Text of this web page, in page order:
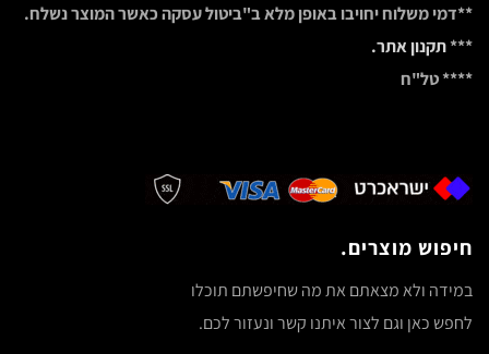
**דמי משלוח יחויבו באופן מלא ב"ביטול עסקה כאשר המוצר נשלח.
***תקנון אתר.
**** טל"ח
חיפוש מוצרים.
במידה ולא מצאתם את מה שחיפשתם תוכלו
לחפש כאן וגם לצור איתנו קשר ונעזור לכם.